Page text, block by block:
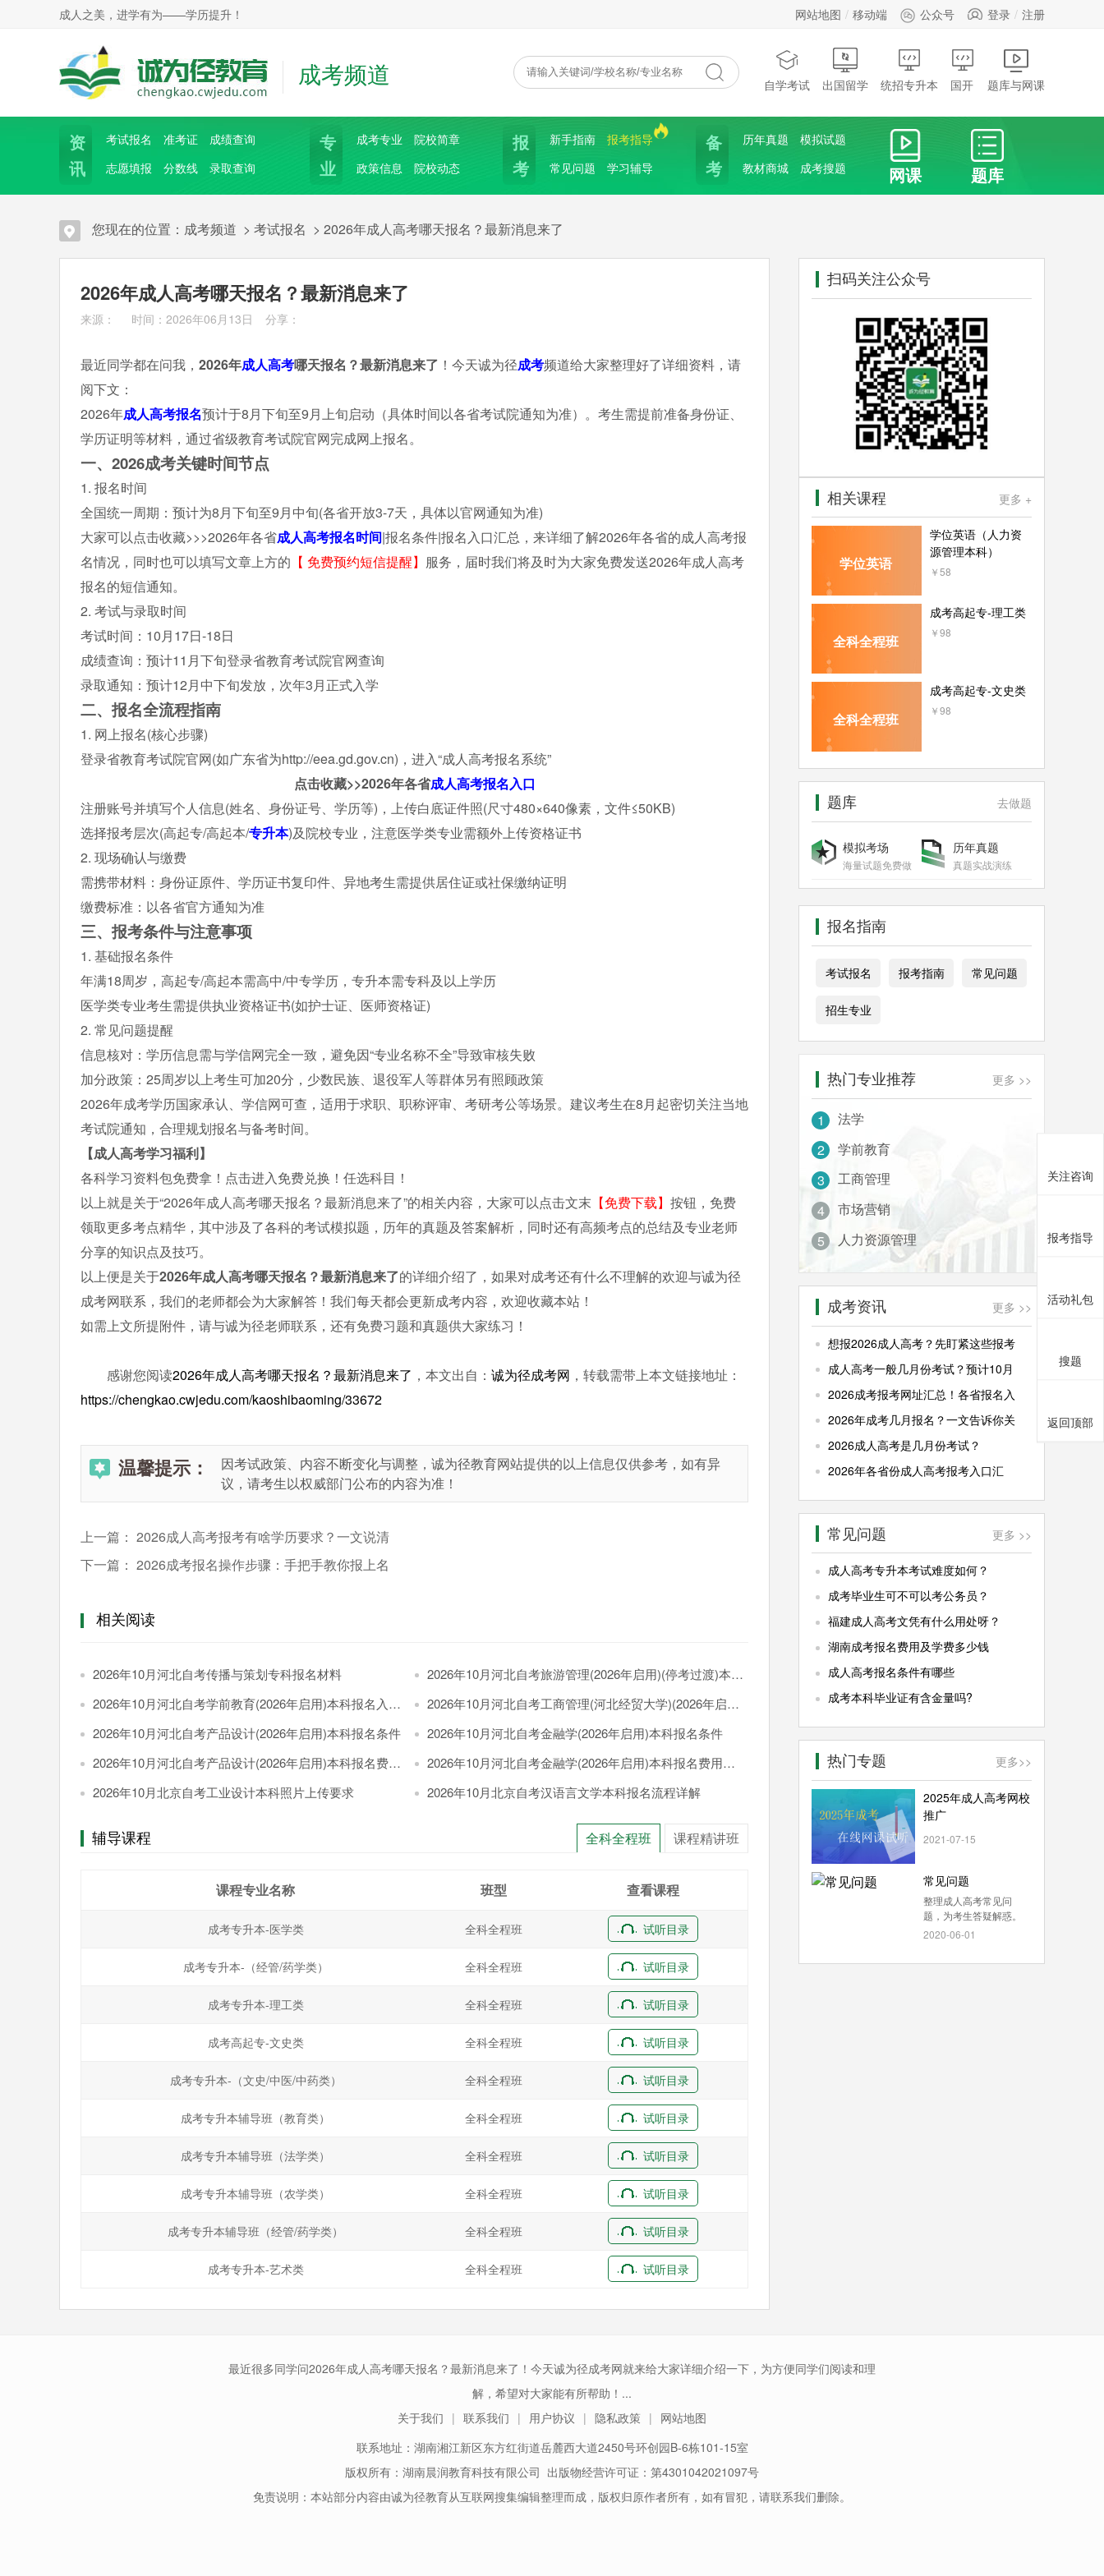
成人之美，进学有为——学历提升！ 网站地图 移动端 公众号 登录 注册
成考频道 自学考试 出国留学 统招专升本 国开 题库与网课
资
讯
考试报名 准考证
成绩查询
志愿填报
分数线 录取查询
专
业
成考专业
院校简章
政策信息
院校动态
报
考
新手指南
报考指导
常见问题
学习辅导
备
考
历年真题
模拟试题
教材商城
成考搜题 网课 题库
您现在的位置： 成考频道 > 考试报名 > 2026年成人高考哪天报名？最新消息来了
2026年成人高考哪天报名？最新消息来了
来源： 时间：2026年06月13日 分享：
最近同学都在问我， 2026年成人高考哪天报名？最新消息来了 ！今天诚为径成考频道给大家整理好了详细资料，请
阅下文：
2026年成人高考报名预计于8月下旬至9月上旬启动（具体时间以各省考试院通知为准）。考生需提前准备身份证、
学历证明等材料，通过省级教育考试院官网完成网上报名。
一、2026成考关键时间节点
1. 报名时间
全国统一周期：预计为8月下旬至9月中旬(各省开放3-7天，具体以官网通知为准)
大家可以点击收藏>>>2026年各省成人高考报名时间|报名条件|报名入口汇总，来详细了解2026年各省的成人高考报
名情况，同时也可以填写文章上方的 【 免费预约短信提醒】 服务，届时我们将及时为大家免费发送2026年成人高考
报名的短信通知。
2. 考试与录取时间
考试时间：10月17日-18日
成绩查询：预计11月下旬登录省教育考试院官网查询
录取通知：预计12月中下旬发放，次年3月正式入学
二、报名全流程指南
1. 网上报名(核心步骤)
登录省教育考试院官网(如广东省为http://eea.gd.gov.cn)，进入“成人高考报名系统”
点击收藏>>2026年各省成人高考报名入口
注册账号并填写个人信息(姓名、身份证号、学历等)，上传白底证件照(尺寸480×640像素，文件≤50KB)
选择报考层次(高起专/高起本/专升本)及院校专业，注意医学类专业需额外上传资格证书
2. 现场确认与缴费
需携带材料：身份证原件、学历证书复印件、异地考生需提供居住证或社保缴纳证明
缴费标准：以各省官方通知为准
三、报考条件与注意事项
1. 基础报名条件
年满18周岁，高起专/高起本需高中/中专学历，专升本需专科及以上学历
医学类专业考生需提供执业资格证书(如护士证、医师资格证)
2. 常见问题提醒
信息核对：学历信息需与学信网完全一致，避免因“专业名称不全”导致审核失败
加分政策：25周岁以上考生可加20分，少数民族、退役军人等群体另有照顾政策
2026年成考学历国家承认、学信网可查，适用于求职、职称评审、考研考公等场景。建议考生在8月起密切关注当地
考试院通知，合理规划报名与备考时间。
【成人高考学习福利】
各科学习资料包免费拿！点击进入免费兑换！任选科目！
以上就是关于“2026年成人高考哪天报名？最新消息来了”的相关内容，大家可以点击文末 【免费下载】 按钮，免费
领取更多考点精华，其中涉及了各科的考试模拟题，历年的真题及答案解析，同时还有高频考点的总结及专业老师
分享的知识点及技巧。
以上便是关于2026年成人高考哪天报名？最新消息来了的详细介绍了，如果对成考还有什么不理解的欢迎与诚为径
成考网联系，我们的老师都会为大家解答！我们每天都会更新成考内容，欢迎收藏本站！
如需上文所提附件，请与诚为径老师联系，还有免费习题和真题供大家练习！
感谢您阅读2026年成人高考哪天报名？最新消息来了 ，本文出自： 诚为径成考网 ，转载需带上本文链接地址：
https://chengkao.cwjedu.com/kaoshibaoming/33672
温馨提示：
因考试政策、内容不断变化与调整，诚为径教育网站提供的以上信息仅供参考，如有异
议，请考生以权威部门公布的内容为准！
上一篇： 2026成人高考报考有啥学历要求？一文说清
下一篇： 2026成考报名操作步骤：手把手教你报上名
相关阅读
2026年10月河北自考传播与策划专科报名材料
2026年10月河北自考旅游管理(2026年启用)(停考过渡)本科报名材料
2026年10月河北自考学前教育(2026年启用)本科报名入口官网
2026年10月河北自考工商管理(河北经贸大学)(2026年启用)本科报名入口官网
2026年10月河北自考产品设计(2026年启用)本科报名条件
2026年10月河北自考金融学(2026年启用)本科报名条件
2026年10月河北自考产品设计(2026年启用)本科报名费用多少钱
2026年10月河北自考金融学(2026年启用)本科报名费用多少钱
2026年10月北京自考工业设计本科照片上传要求
2026年10月北京自考汉语言文学本科报名流程详解
辅导课程 全科全程班 课程精讲班
课程专业名称 班型 查看课程
成考专升本-医学类 全科全程班 试听目录
成考专升本-（经管/药学类） 全科全程班 试听目录
成考专升本-理工类 全科全程班 试听目录
成考高起专-文史类 全科全程班 试听目录
成考专升本-（文史/中医/中药类） 全科全程班 试听目录
成考专升本辅导班（教育类） 全科全程班 试听目录
成考专升本辅导班（法学类） 全科全程班 试听目录
成考专升本辅导班（农学类） 全科全程班 试听目录
成考专升本辅导班（经管/药学类） 全科全程班 试听目录
成考专升本-艺术类 全科全程班 试听目录
扫码关注公众号
相关课程 更多 +
学位英语
学位英语（人力资
源管理本科）
￥58
全科全程班
成考高起专-理工类
￥98
全科全程班
成考高起专-文史类
￥98
题库 去做题
模拟考场
海量试题免费做
历年真题
真题实战演练
报名指南
考试报名 报考指南 常见问题
招生专业
热门专业推荐 更多 >>
1
法学
2
学前教育
3
工商管理
4
市场营销
5
人力资源管理
成考资讯 更多 >>
想报2026成人高考？先盯紧这些报考
成人高考一般几月份考试？预计10月
2026成考报考网址汇总！各省报名入
2026年成考几月报名？一文告诉你关
2026成人高考是几月份考试？
2026年各省份成人高考报考入口汇
常见问题 更多 >>
成人高考专升本考试难度如何？
成考毕业生可不可以考公务员？
福建成人高考文凭有什么用处呀？
湖南成考报名费用及学费多少钱
成人高考报名条件有哪些
成考本科毕业证有含金量吗?
热门专题 更多>>
2025年成人高考网校
推广
2021-07-15
常见问题
整理成人高考常见问
题，为考生答疑解惑。
2020-06-01
最近很多同学问2026年成人高考哪天报名？最新消息来了！今天诚为径成考网就来给大家详细介绍一下，为方便同学们阅读和理
解，希望对大家能有所帮助！...
关于我们
联系我们 用户协议 隐私政策
网站地图
联系地址：湖南湘江新区东方红街道岳麓西大道2450号环创园B-6栋101-15室
版权所有：湖南晨润教育科技有限公司 出版物经营许可证：第4301042021097号
免责说明：本站部分内容由诚为径教育从互联网搜集编辑整理而成，版权归原作者所有，如有冒犯，请联系我们删除。
关注咨询
报考指导
活动礼包
搜题
返回顶部